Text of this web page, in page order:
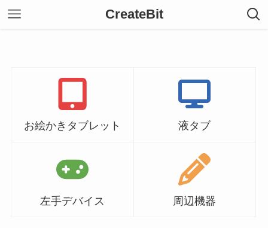
CreateBit
お絵かきタブレット 液タブ
左手デバイス 周辺機器